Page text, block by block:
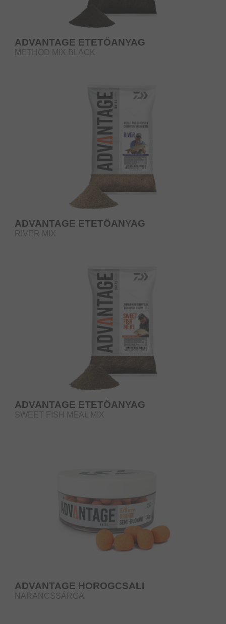
ADVANTAGE ETETŐANYAG
METHOD MIX BLACK
ADVANTAGE ETETŐANYAG
RIVER MIX
ADVANTAGE ETETŐANYAG
SWEET FISH MEAL MIX
ADVANTAGE HOROGCSALI
NARANCSSÁRGA